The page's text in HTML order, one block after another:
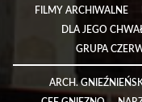
LinkFILMY ARCHIWALNE
DLA JEGO
GRUPA
ARCH.